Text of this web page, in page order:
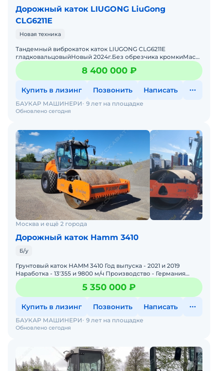
Дорожный каток LIUGONG LiuGong
CLG6211E
Новая техника
Тандемный виброкаток каток LIUGONG CLG6211E
гладковальцовыйНовый 2024г.Без обрезчика кромкиМасса
- 10800 кг.Ширина вальца - 1750 мм.
8 400 000 ₽
Купить в лизинг Позвонить Написать
Обновлено сегодня
БАУКАР МАШИНЕРИ 9 лет на площадке
Москва и ещё 2 города
Дорожный каток Hamm 3410
Б/у
Грунтовый каток HAMM 3410 Год выпуска - 2021 и 2019
Наработка - 13'355 и 9800 м/ч Производство - Германия
Масса - 11'000 кг. Рабочая ширина - 2140 мм Дв
5 350 000 ₽
Купить в лизинг Позвонить Написать
Обновлено сегодня
БАУКАР МАШИНЕРИ 9 лет на площадке